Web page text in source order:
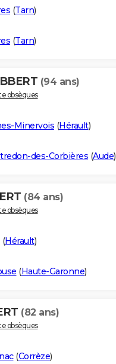
(Tarn)
(Tarn)
(94 ans)
obsèques
Minervois (Hérault)
des-Corbières (Aude)
(84 ans)
obsèques
(Hérault)
(Haute-Garonne)
(82 ans)
obsèques
(Corrèze)